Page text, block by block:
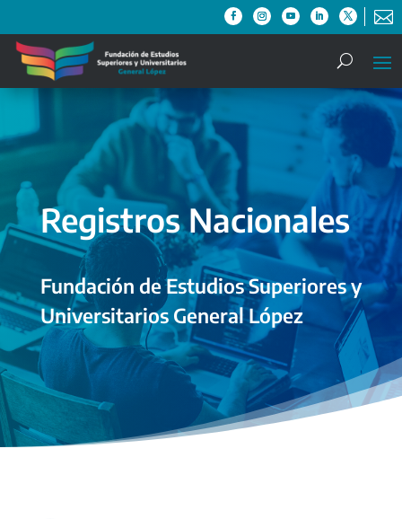

Registros Nacionales
Fundación de Estudios Superiores y
Universitarios General López